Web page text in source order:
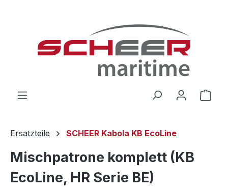
Ersatzteile SCHEER Kabola KB EcoLine
Mischpatrone komplett (KB
EcoLine, HR Serie BE)